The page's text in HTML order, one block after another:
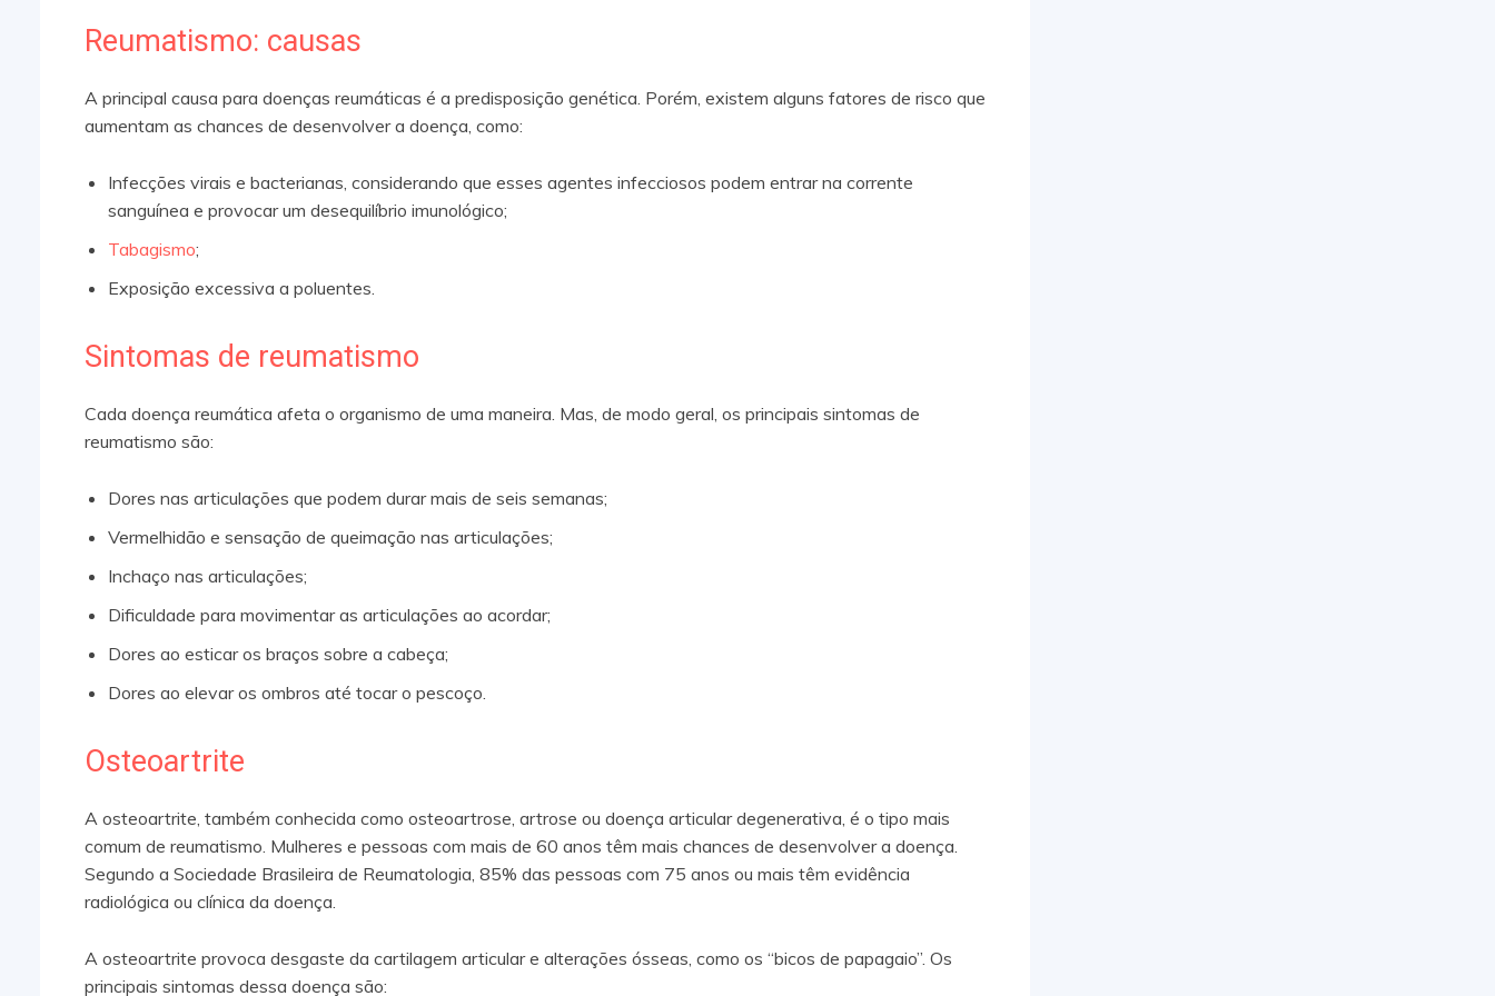
Reumatismo: causas
A principal causa para doenças reumáticas é a predisposição genética. Porém, existem alguns fatores de risco que
aumentam as chances de desenvolver a doença, como:
Infecções virais e bacterianas, considerando que esses agentes infecciosos podem entrar na corrente
sanguínea e provocar um desequilíbrio imunológico;
Tabagismo;
Exposição excessiva a poluentes.
Sintomas de reumatismo
Cada doença reumática afeta o organismo de uma maneira. Mas, de modo geral, os principais sintomas de
reumatismo são:
Dores nas articulações que podem durar mais de seis semanas;
Vermelhidão e sensação de queimação nas articulações;
Inchaço nas articulações;
Dificuldade para movimentar as articulações ao acordar;
Dores ao esticar os braços sobre a cabeça;
Dores ao elevar os ombros até tocar o pescoço.
Osteoartrite
A osteoartrite, também conhecida como osteoartrose, artrose ou doença articular degenerativa, é o tipo mais
comum de reumatismo. Mulheres e pessoas com mais de 60 anos têm mais chances de desenvolver a doença.
Segundo a Sociedade Brasileira de Reumatologia, 85% das pessoas com 75 anos ou mais têm evidência
radiológica ou clínica da doença.
A osteoartrite provoca desgaste da cartilagem articular e alterações ósseas, como os “bicos de papagaio”. Os
principais sintomas dessa doença são: